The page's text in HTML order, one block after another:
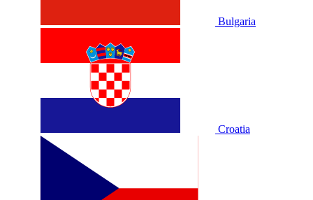
Bulgaria
Croatia